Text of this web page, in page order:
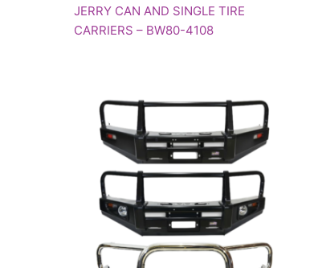
JERRY CAN AND SINGLE TIRE
CARRIERS – BW80-4108